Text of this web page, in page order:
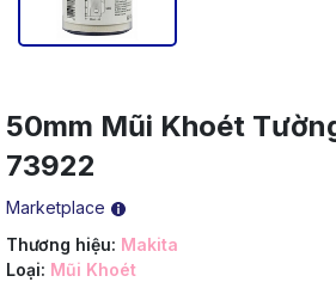
50mm Mũi Khoét
73922
Marketplace
Thương hiệu: Makita
Loại: Mũi Khoét